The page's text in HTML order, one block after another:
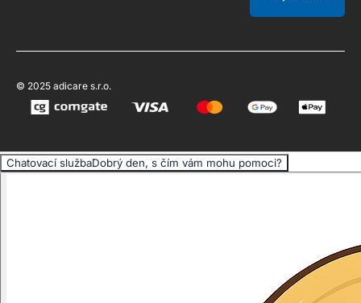
© 2025 adicare s.r.o.